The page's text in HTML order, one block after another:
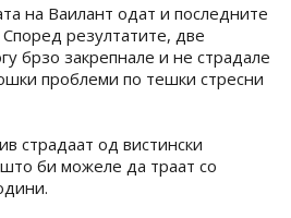
на Ваилант одат и последните
резултатите, две
брзо закрепнале и не страдале
проблеми по тешки стресни
страдаат од вистински
би можеле да траат со